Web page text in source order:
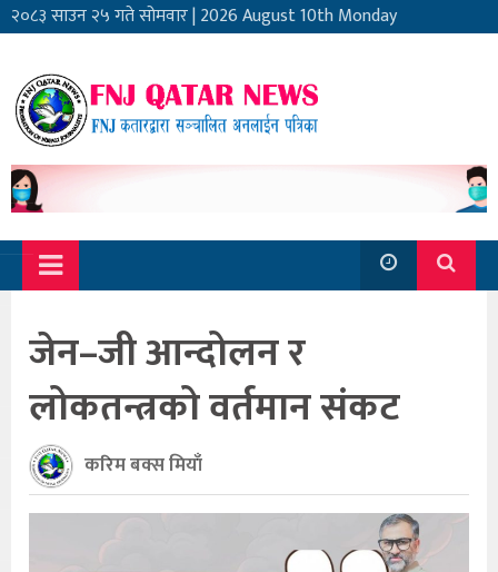
२०८३ साउन २५ गते सोमवार|2026 August 10th Monday
जेन–जी आन्दोलन र
लोकतन्त्रको वर्तमान संकट
करिम बक्स मियाँ